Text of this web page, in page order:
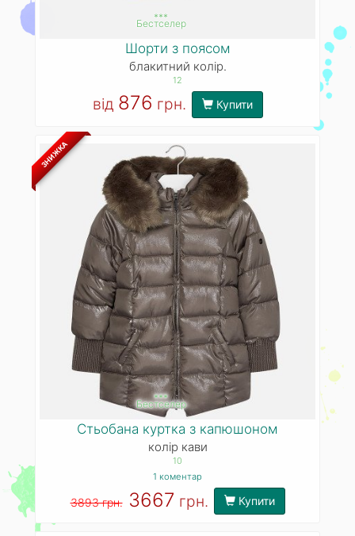
***
Бестселер
Шорти з поясом
блакитний колір.
12
від 876 грн. Купити
ЗНИЖКА
***
Бестселер
Стьобана куртка з капюшоном
колір кави
10
1 коментар
3893 грн. 3667 грн. Купити